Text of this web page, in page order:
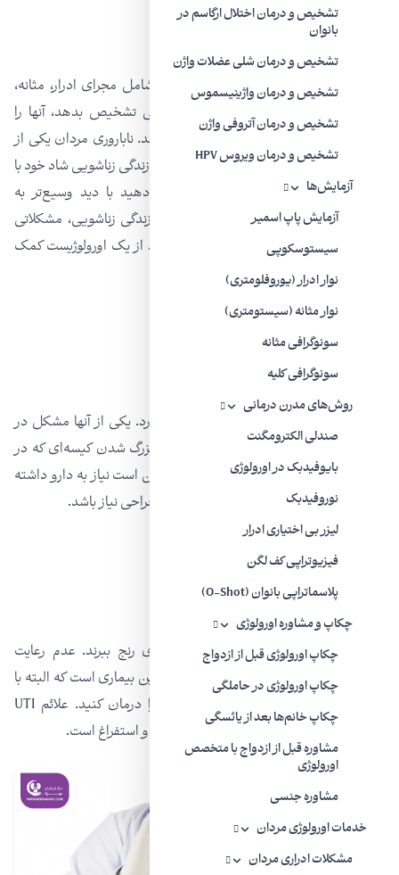
تشخیص و درمان اختلال ارگاسم در
بانوان
تشخیص و درمان شلی عضلات واژن
تشخیص و درمان واژینیسموس
تشخیص و درمان آتروفی واژن
تشخیص و درمان ویروس HPV
آزمایش‌ها
آزمایش پاپ اسمیر
سیستوسکوپی
نوار ادرار (یوروفلومتری)
نوار مثانه (سیستومتری)
سونوگرافی مثانه
سونوگرافی کلیه
روش‌های مدرن درمانی
صندلی الکترومگنت
بایوفیدبک در اورولوژی
نوروفیدبک
لیزر بی‌ اختیاری ادرار
فیزیوتراپی کف لگن
پلاسماتراپی بانوان (O-Shot)
چکاپ و مشاوره اورولوژی
چکاپ اورولوژی قبل از ازدواج
چکاپ اورولوژی در حاملگی
چکاپ خانم‌ها بعد از یائسگی
مشاوره قبل از ازدواج با متخصص
اورولوژی
مشاوره جنسی
خدمات اورولوژی مردان
مشکلات ادراری مردان
اورولوژیست کیست؟
اگر پزشکی، یک بیماری را در بیماران مرد شامل مجرای ادرار، مثانه،
حالب، کلیه، غدد فوق کلیوی و آلت تناسلی تشخیص بدهد، آنها را
مستقیماً به متخصص اورولوژی ارجاع می‌دهد. ناباروری مردان یکی از
مشکلات بزرگی است که اکثر مردان برای حفظ زندگی زناشویی شاد خود با
آن مواجه هستند. به غیر از این، اجازه دهید با دید وسیع‌تر به
بیماری‌هایی نگاه بیندازیم که می‌توانند در زندگی زناشویی، مشکلاتی
ایجاد کنند و اینکه در مقابله با آنها چطور باید از یک اورولوژیست کمک
ناباروری مردانه
دلایل مختلفی برای ناباروری مردان وجود دارد. یکی از آنها مشکل در
دستگاه تناسلی و اختلال اسپرم است، مثلا بزرگ شدن کیسه‌ای که در
زیر آلت تناسلی قرار دارد. در این مورد، ممکن است نیاز به دارو داشته
باشید ولی برای بعضی موارد ممکن است به جراحی نیاز باشد.
عفونت مجاری ادراری (UTI)
بله! مردان هم ممکن است از این بیماری رنج ببرند. عدم رعایت
بهداشت فردی و غذای ناسالم دلیل اصلی این بیماری است که البته با
کمک پزشک متخصص می‌توانید فورا آن را درمان کنید. علائم UTI
شامل تب، حالت تهوع، درد در موقع دفع ادرار و استفراغ است.